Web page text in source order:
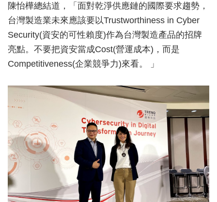
陳怡樺總結道，「面對乾淨供應鏈的國際要求趨勢，
台灣製造業未來應該要以Trustworthiness in Cyber
Security(資安的可性賴度)作為台灣製造產品的招牌
亮點。不要把資安當成Cost(營運成本)，而是
Competitiveness(企業競爭力)來看。 」